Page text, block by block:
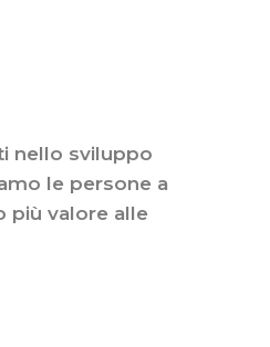
nello sviluppo
le persone a
più valore alle